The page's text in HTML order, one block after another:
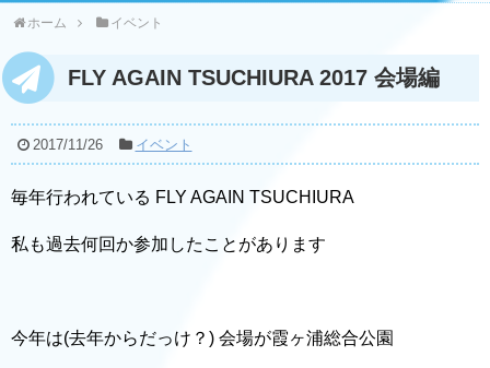
ホーム イベント
FLY AGAIN TSUCHIURA 2017 会場編
2017/11/26 イベント
毎年行われている FLY AGAIN TSUCHIURA
私も過去何回か参加したことがあります
今年は(去年からだっけ？) 会場が霞ヶ浦総合公園